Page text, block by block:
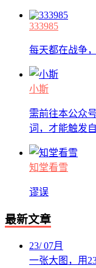
333985
每天都在战争
小斯
需前往本公众
词，才能触发
知堂看雪
谬误
最新文章
23/07月
一张大图，用